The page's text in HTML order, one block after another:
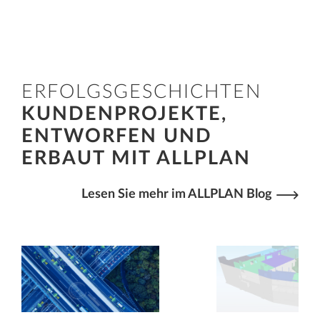
ERFOLGSGESCHICHTEN
KUNDENPROJEKTE,
ENTWORFEN UND
ERBAUT MIT ALLPLAN
Lesen Sie mehr im ALLPLAN Blog